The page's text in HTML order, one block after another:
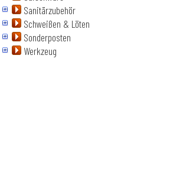
Sanitärzubehör
Schweißen & Löten
Sonderposten
Werkzeug